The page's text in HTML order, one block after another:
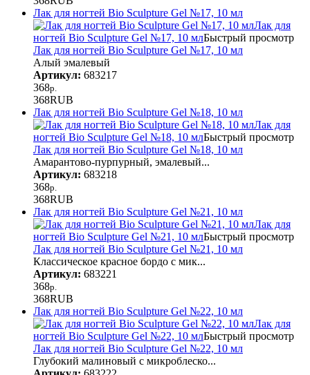
Лак для ногтей Bio Sculpture Gel №17, 10 мл
Лак для
ногтей Bio Sculpture Gel №17, 10 млБыстрый просмотр
Лак для ногтей Bio Sculpture Gel №17, 10 мл
Алый эмалевый
Артикул: 683217
368р.
368RUB
Лак для ногтей Bio Sculpture Gel №18, 10 мл
Лак для
ногтей Bio Sculpture Gel №18, 10 млБыстрый просмотр
Лак для ногтей Bio Sculpture Gel №18, 10 мл
Амарантово-пурпурный, эмалевый...
Артикул: 683218
368р.
368RUB
Лак для ногтей Bio Sculpture Gel №21, 10 мл
Лак для
ногтей Bio Sculpture Gel №21, 10 млБыстрый просмотр
Лак для ногтей Bio Sculpture Gel №21, 10 мл
Классическое красное бордо с мик...
Артикул: 683221
368р.
368RUB
Лак для ногтей Bio Sculpture Gel №22, 10 мл
Лак для
ногтей Bio Sculpture Gel №22, 10 млБыстрый просмотр
Лак для ногтей Bio Sculpture Gel №22, 10 мл
Глубокий малиновый с микроблеско...